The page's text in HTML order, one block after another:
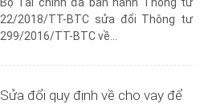
22/2018/TT-BTC sửa đổi Thông tư
299/2016/TT-BTC về...
Sửa đổi quy định về cho vay để